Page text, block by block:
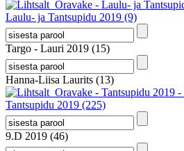
Laulu- ja Tantsupidu 2019 (9)
Targo - Lauri 2019 (15)
Hanna-Liisa Laurits (13)
Tantsupidu 2019 (225)
9.D 2019 (46)